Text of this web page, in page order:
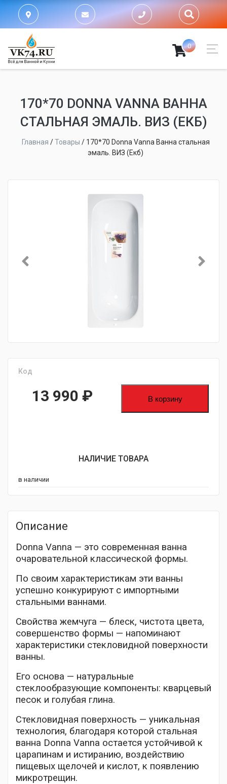
0
170*70 DONNA VANNA ВАННА
СТАЛЬНАЯ ЭМАЛЬ. ВИЗ (ЕКБ)
Главная /Товары / 170*70 Donna Vanna Ванна стальная
эмаль. ВИЗ (Екб)
Код
13 990 ₽ В корзину
НАЛИЧИЕ ТОВАРА
в наличии
Описание
Donna Vanna — это современная ванна
очаровательной классической формы.
По своим характеристикам эти ванны
успешно конкурируют с импортными
стальными ваннами.
Свойства жемчуга — блеск, чистота цвета,
совершенство формы — напоминают
характеристики стекловидной поверхности
ванны.
Его основа — натуральные
стеклообразующие компоненты: кварцевый
песок и голубая глина.
Стекловидная поверхность — уникальная
технология, благодаря которой стальная
ванна Donna Vanna остается устойчивой к
царапинам и истиранию, воздействию
пищевых щелочей и кислот, к появлению
микротрещин.